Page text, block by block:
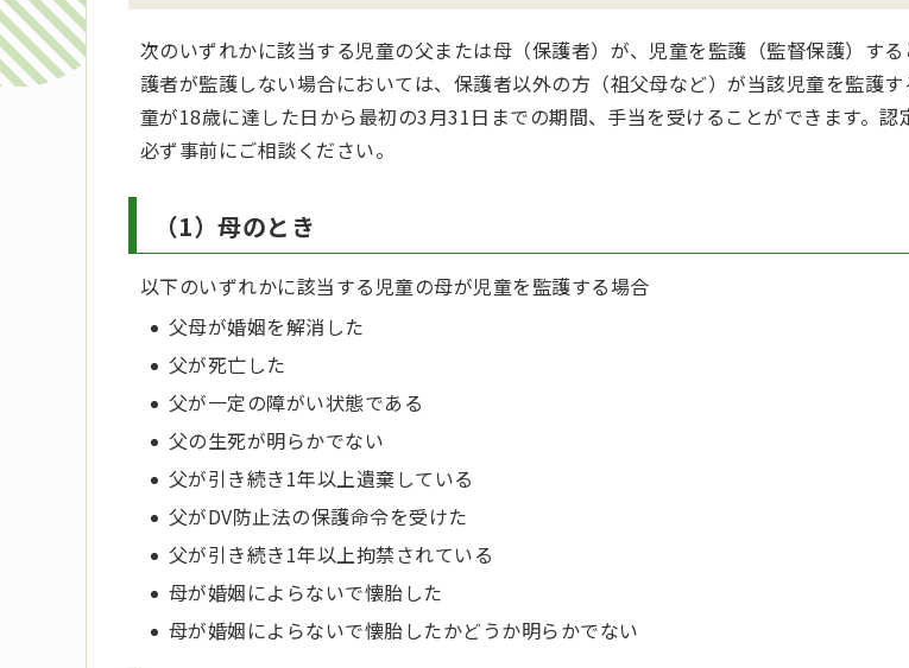
次のいずれかに該当する児童の父または母（保護者）が、児童を監護（監督保護）す
護者が監護しない場合においては、保護者以外の方（祖父母など）が当該児童を監護
童が18歳に達した日から最初の3月31日までの期間、手当を受けることができます。認
必ず事前にご相談ください。
（1）母のとき
以下のいずれかに該当する児童の母が児童を監護する場合
父母が婚姻を解消した
父が死亡した
父が一定の障がい状態である
父の生死が明らかでない
父が引き続き1年以上遺棄している
父がDV防止法の保護命令を受けた
父が引き続き1年以上拘禁されている
母が婚姻によらないで懐胎した
母が婚姻によらないで懐胎したかどうか明らかでない